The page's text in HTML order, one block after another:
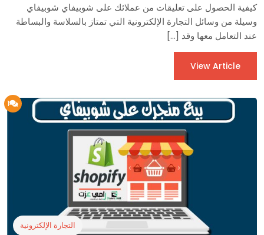
كيفية الحصول على تعليقات من عملائك على شوبيفاي شوبيفاي
وسيلة من وسائل التجارة الإلكترونية التي تمتاز بالسلاسة والبساطة
عند التعامل معها وقد […]
View Article
1
التجارة الإلكترونية